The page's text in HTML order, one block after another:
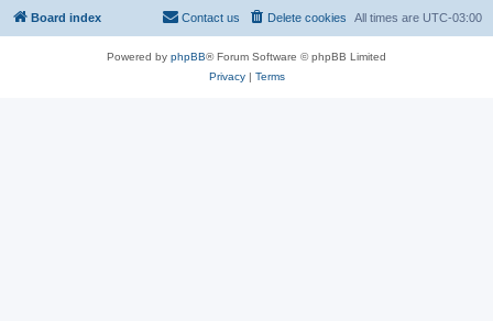
Board index All times are UTC-03:00
Delete cookies
Contact us
Powered by phpBB® Forum Software © phpBB Limited
Privacy| Terms